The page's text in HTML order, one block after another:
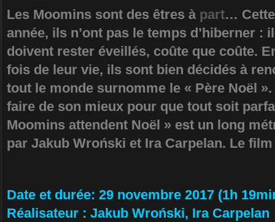
Les Moomins sont des êtres à part… Cette
année, ils n’ont pas le temps d’hiberner :
doivent rester éveillés, coûte que coûte.
fois de leur vie, ils sont bien décidés à
tout le monde surnomme le « Père Noël
faire de son mieux pour que tout soit
Moomins attendent Noël » est un long
par Jakub Wroński et Ira Carpelan. Le
Da­te et durée: 29 novembre 2017 (1h
Ré­alisateur : Jakub Wroński, Ira Carpelan